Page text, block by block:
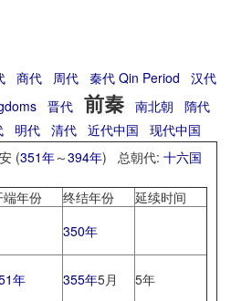
商代 周代 秦代 Qin Period
汉代
晋代 前秦 南北朝
隋代
明代 清代 近代中国 现代中国
(351年～394年) 总朝代: 十六国
端年份 终结年份
延续时间
350年
年 355年5月
5年